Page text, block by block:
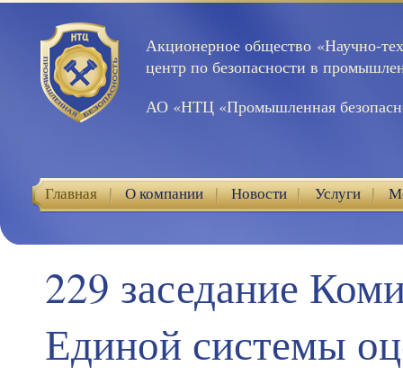
Акционерное общество «Научно-
центр по безопасности в
АО «НТЦ «Промышленная
Главная О компании Новости Услуги
229 заседание
Единой системы